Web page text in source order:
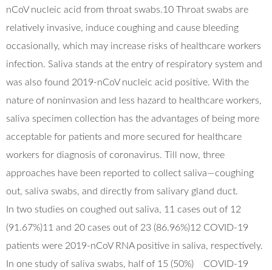
nCoV nucleic acid from throat swabs.10 Throat swabs are
relatively invasive, induce coughing and cause bleeding
occasionally, which may increase risks of healthcare workers
infection. Saliva stands at the entry of respiratory system and
was also found 2019-nCoV nucleic acid positive. With the
nature of noninvasion and less hazard to healthcare workers,
saliva specimen collection has the advantages of being more
acceptable for patients and more secured for healthcare
workers for diagnosis of coronavirus. Till now, three
approaches have been reported to collect saliva—coughing
out, saliva swabs, and directly from salivary gland duct.
In two studies on coughed out saliva, 11 cases out of 12
(91.67%)11 and 20 cases out of 23 (86.96%)12 COVID-19
patients were 2019-nCoV RNA positive in saliva, respectively.
In one study of saliva swabs, half of 15 (50%) COVID-19